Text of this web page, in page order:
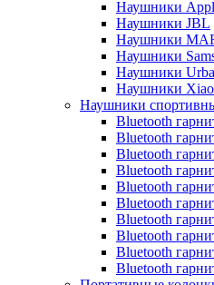
Наушники
Наушники JBL
Наушники
Наушники
Наушники
Наушники
Наушники
Bluetooth
Bluetooth
Bluetooth
Bluetooth
Bluetooth
Bluetooth
Bluetooth
Bluetooth
Bluetooth
Bluetooth